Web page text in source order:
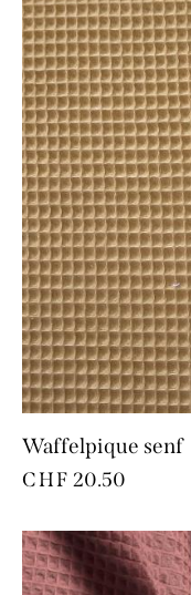
Waffelpique senf
CHF 20.50